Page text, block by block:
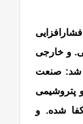
و خارجی
شد: صنعت
پتروشیمی
شده. و